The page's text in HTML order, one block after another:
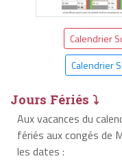
Calendrier
Calendrier
Jours Fériés ⤵
Aux vacances du
fériés aux congés de
les dates :